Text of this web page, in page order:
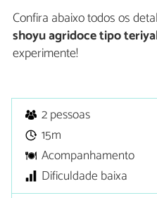
Confira abaixo todos os
shoyu agridoce tipo
experimente!
2 pessoas
15m
Acompanhamento
Dificuldade baixa